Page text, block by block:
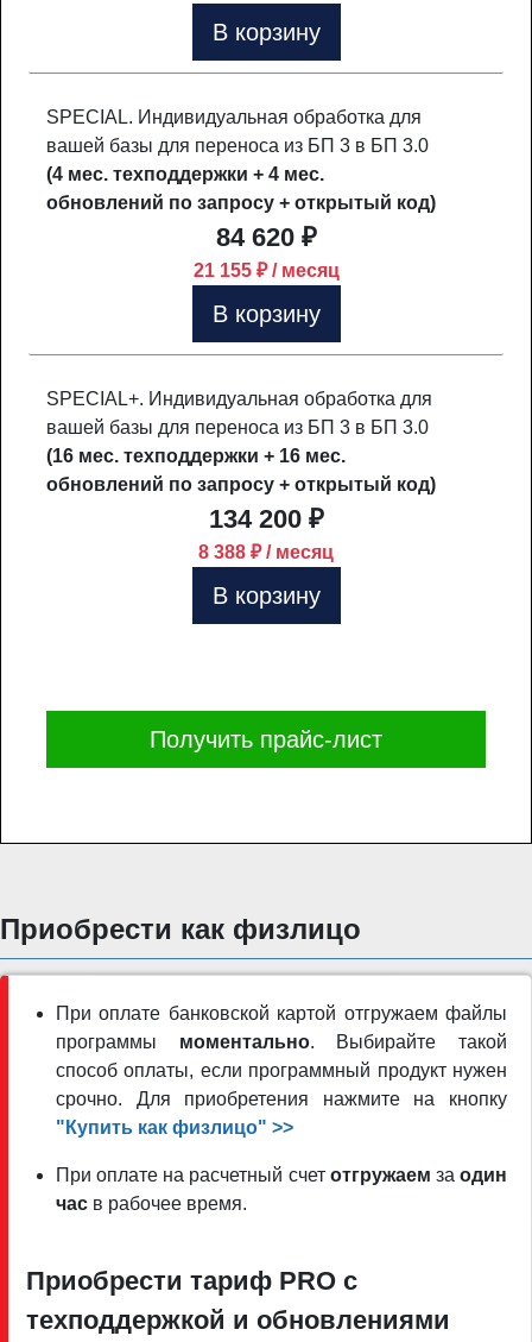
В корзину
SPECIAL. Индивидуальная обработка для
вашей базы для переноса из БП 3 в БП 3.0
(4 мес. техподдержки + 4 мес.
обновлений по запросу + открытый код)
84 620 ₽
21 155 ₽ / месяц
В корзину
SPECIAL+. Индивидуальная обработка для
вашей базы для переноса из БП 3 в БП 3.0
(16 мес. техподдержки + 16 мес.
обновлений по запросу + открытый код)
134 200 ₽
8 388 ₽ / месяц
В корзину
Получить прайс-лист
Приобрести как физлицо
При оплате банковской картой отгружаем файлы
программы моментально. Выбирайте такой
способ оплаты, если программный продукт нужен
срочно. Для приобретения нажмите на кнопку
"Купить как физлицо" >>
При оплате на расчетный счет отгружаем заодин
час в рабочее время.
Приобрести тариф PRO c
техподдержкой и обновлениями